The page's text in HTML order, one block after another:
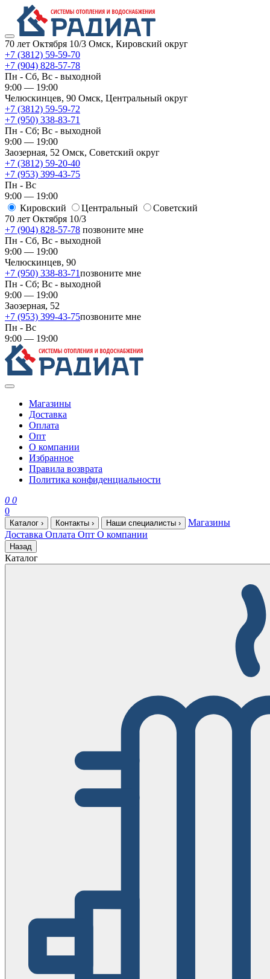
70 лет Октября 10/3 Омск, Кировский округ
+7 (3812) 59-59-70
+7 (904) 828-57-78
Пн - Сб, Вс - выходной
9:00 — 19:00
Челюскинцев, 90 Омск, ​Центральный округ
+7 (3812) 59-59-72
+7 (950) 338-83-71
Пн - Сб; Вс - выходной
9:00 — 19:00
Заозерная, 52 Омск, ​Советский округ
+7 (3812) 59-20-40
+7 (953) 399-43-75
Пн - Вс
9:00 — 19:00
Кировский
​Центральный
​Советский
70 лет Октября 10/3
+7 (904) 828-57-78 позвоните мне
Пн - Сб, Вс - выходной
9:00 — 19:00
Челюскинцев, 90
+7 (950) 338-83-71позвоните мне
Пн - Сб; Вс - выходной
9:00 — 19:00
Заозерная, 52
+7 (953) 399-43-75позвоните мне
Пн - Вс
9:00 — 19:00
Магазины
Доставка
Оплата
Опт
О компании
Избранное
Правила возврата
Политика конфиденциальности
0 0
0
Каталог › Контакты › Наши специалисты ›
Магазины
Доставка Оплата Опт О компании
Назад
Каталог